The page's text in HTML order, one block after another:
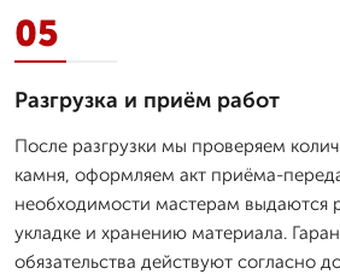
05
Разгрузка и приём работ
После разгрузки мы проверяем
камня, оформляем акт приёма-
необходимости мастерам выдаются
укладке и хранению материала.
обязательства действуют согласно